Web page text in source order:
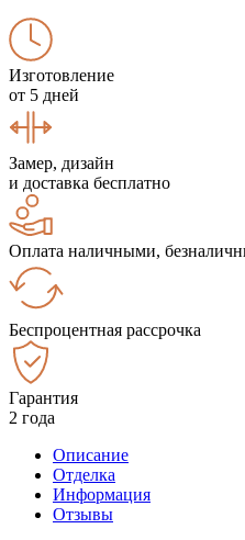
Изготовление
от 5 дней
Замер, дизайн
и доставка бесплатно
Оплата наличными,
Беспроцентная рассрочка
Гарантия
2 года
Описание
Отделка
Информация
Отзывы